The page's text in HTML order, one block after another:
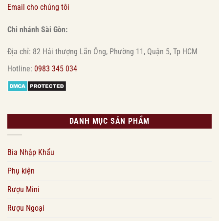
Email cho chúng tôi
Chi nhánh Sài Gòn:
Địa chỉ: 82 Hải thượng Lãn Ông, Phường 11, Quận 5, Tp HCM
Hotline: 0983 345 034
DANH MỤC SẢN PHẨM
Bia Nhập Khẩu
Phụ kiện
Rượu Mini
Rượu Ngoại